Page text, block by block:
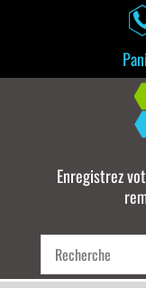
Enregistrez